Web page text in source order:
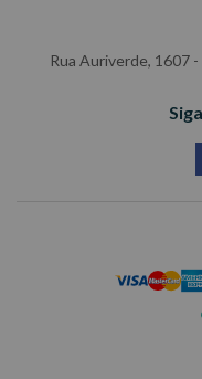
Rua Auriverde, 1607